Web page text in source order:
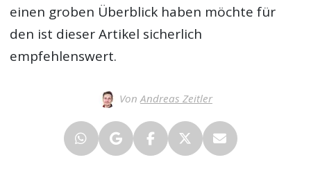
einen groben Überblick haben möchte für
den ist dieser Artikel sicherlich
empfehlenswert.
Von Andreas Zeitler